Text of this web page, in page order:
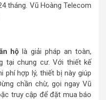
tháng. Vũ Hoàng Telecom
hộ là giải pháp an toàn,
tại chung cư. Với thiết kế
phí hợp lý, thiết bị này giúp
chần chừ, gọi ngay Vũ
truy cập để đặt mua báo